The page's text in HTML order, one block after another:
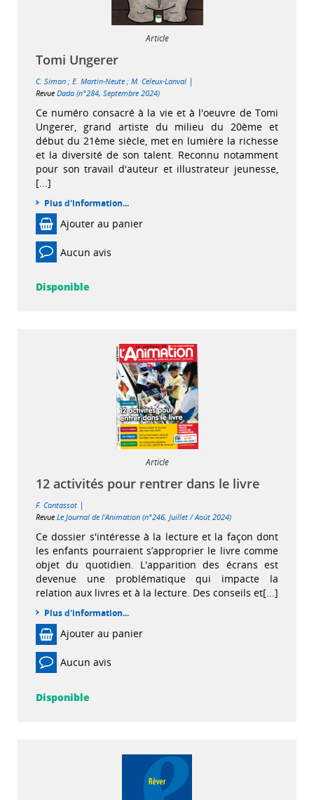
Article
Tomi Ungerer
C. Simon ; E. Martin-Neute ; M. Celeux-Lanval |
Revue Dada (n°284, Septembre 2024)
Ce numéro consacré à la vie et à l'oeuvre de Tomi
Ungerer, grand artiste du milieu du 20ème et
début du 21ème siècle, met en lumière la richesse
et la diversité de son talent. Reconnu notamment
pour son travail d'auteur et illustrateur jeunesse,
[...]
Plus d'information...
Ajouter au panier
Aucun avis
Disponible
Article
12 activités pour rentrer dans le livre
F. Contassot |
Revue Le Journal de l'Animation (n°246, Juillet / Août 2024)
Ce dossier s'intéresse à la lecture et la façon dont
les enfants pourraient s’approprier le livre comme
objet du quotidien. L'apparition des écrans est
devenue une problématique qui impacte la
relation aux livres et à la lecture. Des conseils et[...]
Plus d'information...
Ajouter au panier
Aucun avis
Disponible